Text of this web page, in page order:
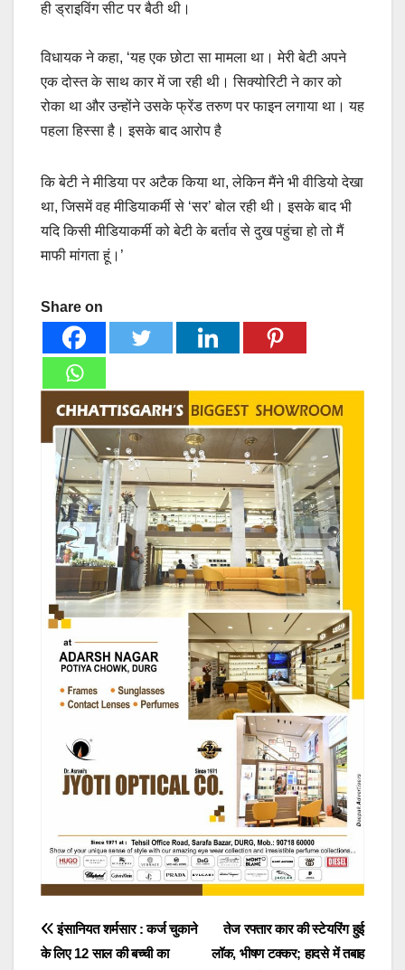
ही ड्राइविंग सीट पर बैठी थी।
विधायक ने कहा, ‘यह एक छोटा सा मामला था। मेरी बेटी अपने
एक दोस्त के साथ कार में जा रही थी। सिक्योरिटी ने कार को
रोका था और उन्होंने उसके फ्रेंड तरुण पर फाइन लगाया था। यह
पहला हिस्सा है। इसके बाद आरोप है
कि बेटी ने मीडिया पर अटैक किया था, लेकिन मैंने भी वीडियो देखा
था, जिसमें वह मीडियाकर्मी से ‘सर’ बोल रही थी। इसके बाद भी
यदि किसी मीडियाकर्मी को बेटी के बर्ताव से दुख पहुंचा हो तो मैं
माफी मांगता हूं।’
Share on
Post
तेज रफ्तार कार की स्टेयरिंग हुई
लॉक, भीषण टक्कर; हादसे में तबाह
इंसानियत शर्मसार : कर्ज चुकाने
के लिए 12 साल की बच्ची का